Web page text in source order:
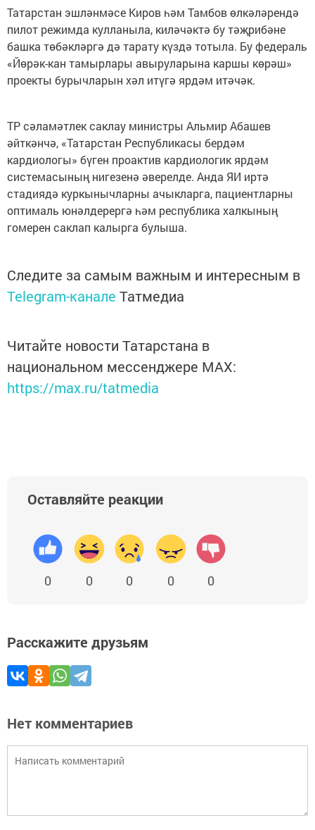
Татарстан эшләнмәсе Киров һәм Тамбов өлкәләрендә
пилот режимда кулланыла, киләчәктә бу тәҗрибәне
башка төбәкләргә дә тарату күздә тотыла. Бу федераль
«Йөрәк-кан тамырлары авыруларына каршы көрәш»
проекты бурычларын хәл итүгә ярдәм итәчәк.
ТР сәламәтлек саклау министры Альмир Абашев
әйткәнчә, «Татарстан Республикасы бердәм
кардиологы» бүген проактив кардиологик ярдәм
системасының нигезенә әверелде. Анда ЯИ иртә
стадиядә куркынычларны ачыкларга, пациентларны
оптималь юнәлдерергә һәм республика халкының
гомерен саклап калырга булыша.
Следите за самым важным и интересным в
Telegram-канале Татмедиа
Читайте новости Татарстана в
национальном мессенджере MАХ:
https://max.ru/tatmedia
Оставляйте реакции
0 0 0 0 0
Расскажите друзьям
Нет комментариев